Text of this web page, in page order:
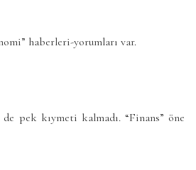
haberleri-yorumları var.
pek kıymeti kalmadı. “Finans” öne